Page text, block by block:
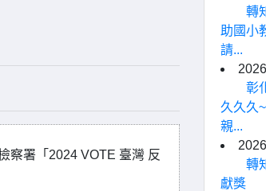
察署「2024 VOTE 臺灣 反
轉
助國小
請...
彰
久久久
親...
轉
獻獎